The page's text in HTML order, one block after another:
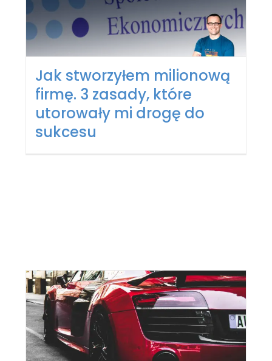
Jak stworzyłem milionową
firmę. 3 zasady, które
utorowały mi drogę do
sukcesu